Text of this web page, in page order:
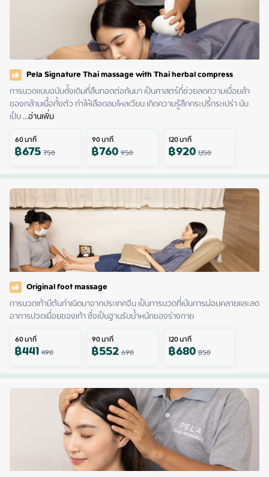
Pela Signature Thai massage with Thai herbal compress
การนวดแบบฉบับดั้งเดิมที่สืบทอดต่อกันมา เป็นศาสตร์ที่ช่วยลดความเมื่อยล้า
ของกล้ามเนื้อทั้งตัว ทำให้เลือดลมไหลเวียน เกิดความรู้สึกกระปรี้กระเปร่า นับ
เป็น ...อ่านเพิ่ม
60นาที
฿675750
90นาที
฿760950
120นาที
฿9201,150
Original foot massage
การนวดเท้ามีต้นกำเนิดมาจากประเทศจีน เป็นการนวดที่เน้นการผ่อนคลายและลด
อาการปวดเมื่อยของเท้า ซึ่งเป็นฐานรับน้ำหนักของร่างกาย
60นาที
฿441490
90นาที
฿552690
120นาที
฿680850